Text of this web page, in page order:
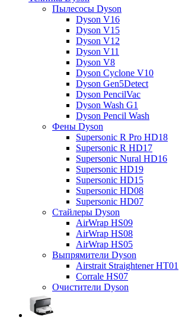
Пылесосы Dyson
Dyson V16
Dyson V15
Dyson V12
Dyson V11
Dyson V8
Dyson Cyclone V10
Dyson Gen5Detect
Dyson PencilVac
Dyson Wash G1
Dyson Pencil Wash
Фены Dyson
Supersonic R Pro HD18
Supersonic R HD17
Supersonic Nural HD16
Supersonic HD19
Supersonic HD15
Supersonic HD08
Supersonic HD07
Стайлеры Dyson
AirWrap HS09
AirWrap HS08
AirWrap HS05
Выпрямители Dyson
Airstrait Straightener HT01
Corrale HS07
Очистители Dyson